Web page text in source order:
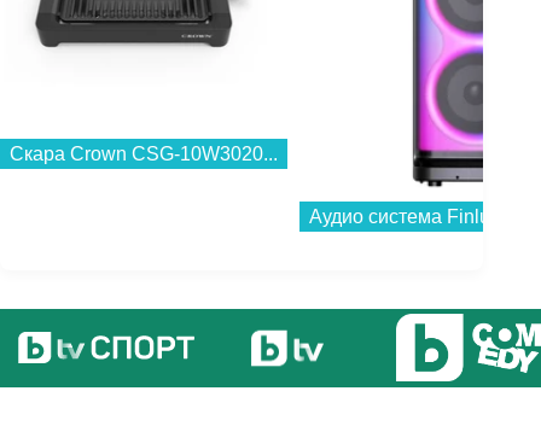
Скара Crown CSG-10W3020...
Аудио система Finlux